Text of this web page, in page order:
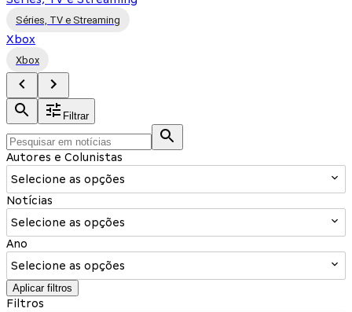
Séries, TV e Streaming
Xbox
Xbox
Filtrar
Autores e Colunistas
Selecione as opções
Notícias
Selecione as opções
Ano
Selecione as opções
Aplicar filtros
Filtros